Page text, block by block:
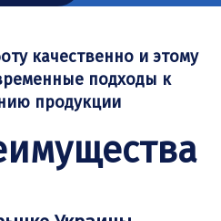
качественно и этому
подходы к
продукции